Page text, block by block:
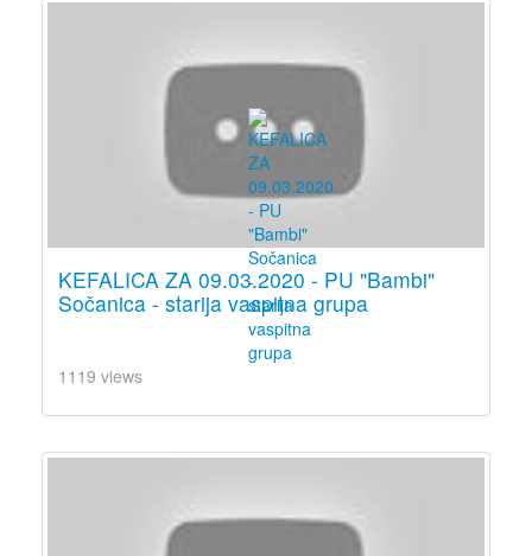
KEFALICA ZA 09.03.2020 - PU "Bambi"
Sočanica - starija vaspitna grupa
1119 views